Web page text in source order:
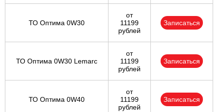
ТО Оптима 0W30
от
11199
рублей
Записаться
ТО Оптима 0W30 Lemarc
от
11199
рублей
Записаться
ТО Оптима 0W40
от
11199
рублей
Записаться